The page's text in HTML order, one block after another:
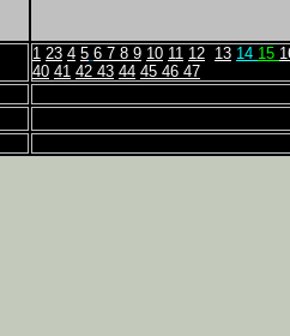
1 23 4 5 6 7 8 9 10 11 12 13 14 15
40 41 42 43 44 45 46 47